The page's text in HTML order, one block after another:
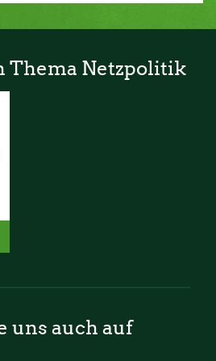
Thema Netzpolitik
uns auch auf